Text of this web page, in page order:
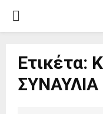
PRIMARY
Ετικέτα:
ΣΥΝΑΥΛΙΑ